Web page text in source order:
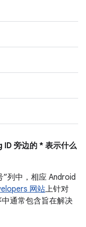
旁边的 * 表示什么
列中，相应 Android
网站上针对
通常包含旨在解决